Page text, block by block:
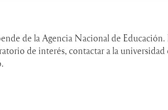
de la Agencia Nacional de
de interés, contactar a la universidad